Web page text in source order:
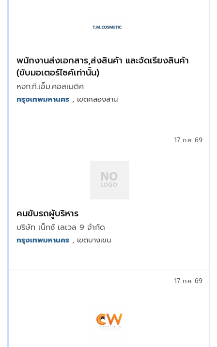
พนักงานส่งเอกสาร,ส่งสินค้า และจัดเรียงสินค้า
(ขับมอเตอร์ไซค์เท่านั้น)
หจก.ที.เอ็ม.คอสเมติค
กรุงเทพมหานคร , เขตคลองสาน
คนขับรถผู้บริหาร
บริษัท เน็กซ์ เลเวล 9 จำกัด
17 ก.ค. 69
กรุงเทพมหานคร , เขตบางเขน
17 ก.ค. 69